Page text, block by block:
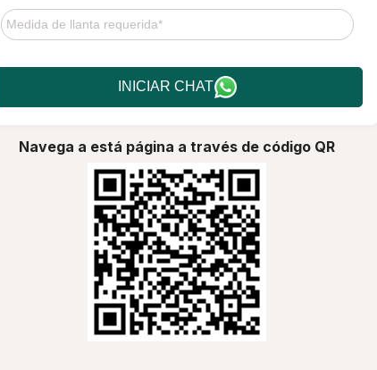
INICIAR CHAT
Navega a está página a través de código QR